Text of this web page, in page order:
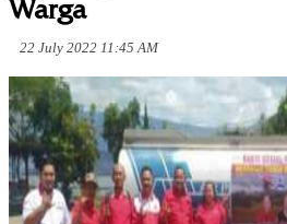
Warga
22 July 2022 11:45 AM